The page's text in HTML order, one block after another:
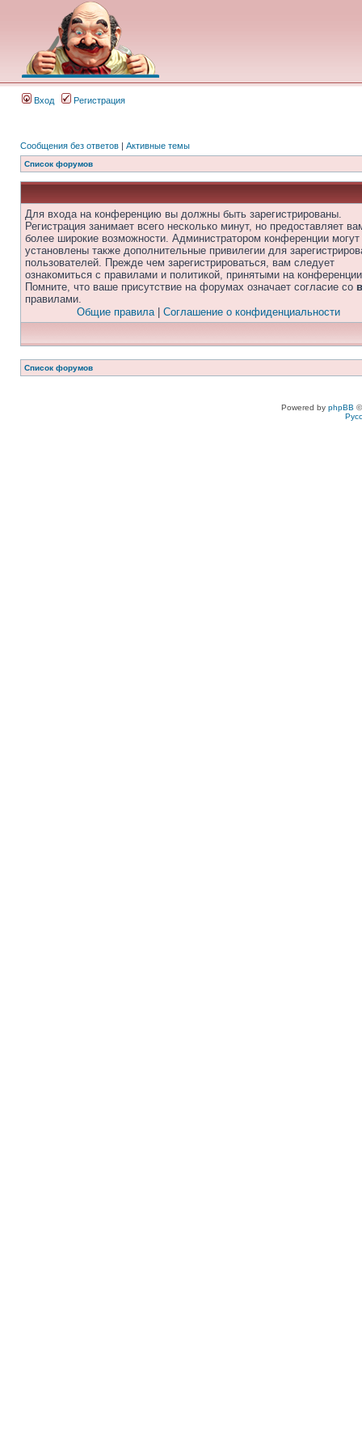
Вход Регистрация
Сообщения без ответов | Активные темы
Список форумов
Для входа на конференцию вы должны быть зарегистрированы.
Регистрация занимает всего несколько минут, но предоставляет
более широкие возможности. Администратором конференции
установлены также дополнительные привилегии для
пользователей. Прежде чем зарегистрироваться, вам следует
ознакомиться с правилами и политикой, принятыми на
Помните, что ваше присутствие на форумах означает согласие со
правилами.
Общие правила| Соглашение о конфиденциальности
Список форумов
Powered by phpBB